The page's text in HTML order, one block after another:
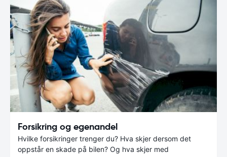
Forsikring og egenandel
Hvilke forsikringer trenger du? Hva skjer dersom det
oppstår en skade på bilen? Og hva skjer med